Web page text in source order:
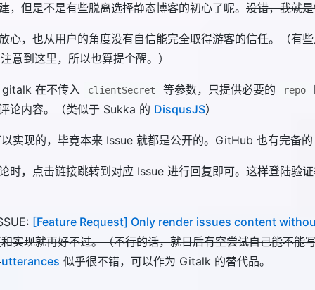
，但是不是有些脱离选择静态博客的初心了呢。 没错，我就
心，也从用户的角度没有自信能完全取得游客的信任。（有
意到这里，所以也算提个醒。）
在不传入 clientSecret 等参数，只提供必要的 repo
论内容。（类似于 Sukka 的 DisqusJS）
实现的，毕竟本来 Issue 就都是公开的。GitHub 也有完备
时，点击链接跳转到对应 Issue 进行回复即可。这样登陆验
[Feature Request] Only render issues content
实现就再好不过。（不行的话，就日后有空尝试自己能不能
utterances 似乎很不错，可以作为 Gitalk 的替代品。